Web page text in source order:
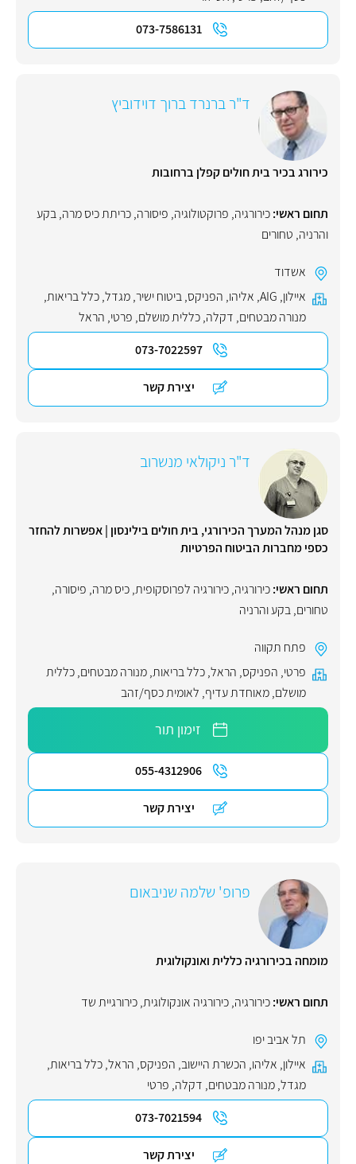
073-7586131
ד"ר ברנרד ברוך דוידוביץ
כירורג בכיר בית חולים קפלן ברחובות
תחום ראשי:כירורגיה, פרוקטולוגיה, פיסורה,כריתת כיס מרה,בקע
והרניה, טחורים
אשדוד
איילון,
AIG
, אליהו, הפניקס,ביטוח ישיר,מגדל,כלל בריאות,
מנורה מבטחים, דקלה,כללית מושלם, פרטי, הראל
073-7022597
יצירת קשר
ד"ר ניקולאי מנשרוב
סגן מנהל המערך הכירורגי, בית חולים בילינסון | אפשרות להחזר
כספי מחברות הביטוח הפרטיות
תחום ראשי:כירורגיה,כירורגיה לפרוסקופית,כיס מרה, פיסורה,
טחורים,בקע והרניה
פתח תקווה
פרטי, הפניקס, הראל,כלל בריאות,מנורה מבטחים,כללית
מושלם,מאוחדת עדיף, לאומית כסף/זהב
זימון תור
055-4312906
יצירת קשר
פרופ' שלמה שניבאום
מומחה בכירורגיה כללית ואונקולוגית
תחום ראשי:כירורגיה,כירורגיה אונקולוגית,כירורגיית שד
תל אביב יפו
איילון, אליהו, הכשרת היישוב, הפניקס, הראל,כלל בריאות,
מגדל,מנורה מבטחים, דקלה, פרטי
073-7021594
יצירת קשר